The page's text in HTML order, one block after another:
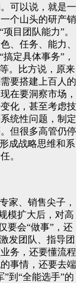
可以说，就是一
个山头的研产销
目团队能力”。
、任务、能力、
定具体事务”，
。比方说，原来
要搭建上百人的
在要洞察市场，
化，甚至考虑技
统性问题，制定
但很多高管仍停
成战略思维和系
。
家、销售尖子，
模扩大后，对高
要会“做事”，还
发团队、指导团
务，还要懂流程
事情，还要去端
到“全能选手”的